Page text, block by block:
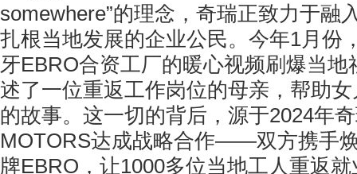
somewhere”的理念，奇瑞正致力于融
扎根当地发展的企业公民。今年1月份
牙EBRO合资工厂的暖心视频刷爆当地
述了一位重返工作岗位的母亲，帮助
的故事。这一切的背后，源于2024年
MOTORS达成战略合作——双方携手
牌EBRO，让1000多位当地工人重返